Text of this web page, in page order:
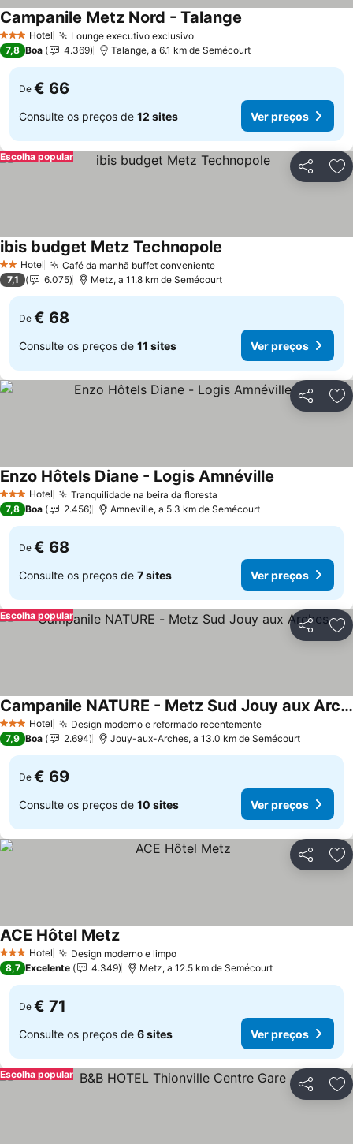
3 EstrelasHotel Lounge executivo exclusivoVer preços
Campanile Metz Nord - Talange
7,8 Boa 4.369 Talange, a 6.1 km de Semécourt
De € 66
Consulte os preços de 12 sites Ver preços
Partilhar
Escolha popular
2 Estrelas
Hotel Café da manhã buffet convenienteVer preços
ibis budget Metz Technopole
7,1 6.075 Metz, a 11.8 km de Semécourt
De € 68
Consulte os preços de 11 sites Ver preços
Partilhar
3 EstrelasHotel Tranquilidade na beira da floresta
Enzo Hôtels Diane - Logis Amnéville
7,8 Boa 2.456 Amneville, a 5.3 km de Semécourt
De € 68
Consulte os preços de 7 sites Ver preços
Partilhar
Escolha popular
3 EstrelasHotel Design moderno e reformado recentementeVer preços
Campanile NATURE - Metz Sud Jouy aux Arches
Ver preços
7,9 Boa 2.694 Jouy-aux-Arches, a 13.0 km de Semécourt
De € 69
Consulte os preços de 10 sites Ver preços
Partilhar
3 EstrelasHotel Design moderno e limpoVer preços
ACE Hôtel MetzVer preços
8,7 Excelente 4.349 Metz, a 12.5 km de Semécourt
De € 71
Consulte os preços de 6 sites Ver preços
Partilhar
Escolha popular